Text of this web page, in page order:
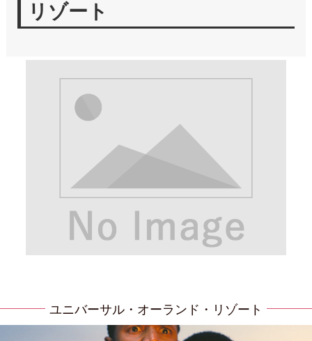
リゾート
ユニバーサル・オーランド・リゾート